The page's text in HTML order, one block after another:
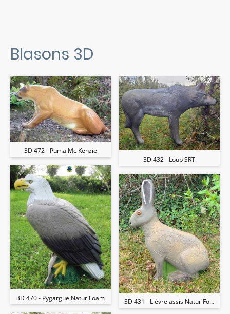
Blasons 3D
3D 472 - Puma Mc Kenzie
3D 470 - Pygargue Natur'Foam
3D 432 - Loup SRT
3D 431 - Lièvre assis Natur'Foam